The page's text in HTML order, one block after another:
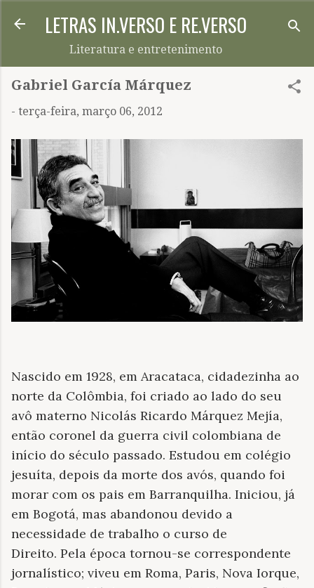
Pular para o conteúdo principal
LETRAS IN.VERSO E RE.VERSO
Literatura e entretenimento
Gabriel García Márquez
- terça-feira, março 06, 2012
Nascido em 1928, em Aracataca, cidadezinha ao
norte da Colômbia, foi criado ao lado do seu
avô materno Nicolás Ricardo Márquez Mejía,
então coronel da guerra civil colombiana de
início do século passado. Estudou em colégio
jesuíta, depois da morte dos avós, quando foi
morar com os pais em Barranquilha. Iniciou, já
em Bogotá, mas abandonou devido a
necessidade de trabalho o curso de
Direito. Pela época tornou-se correspondente
jornalístico; viveu em Roma, Paris, Nova Iorque,